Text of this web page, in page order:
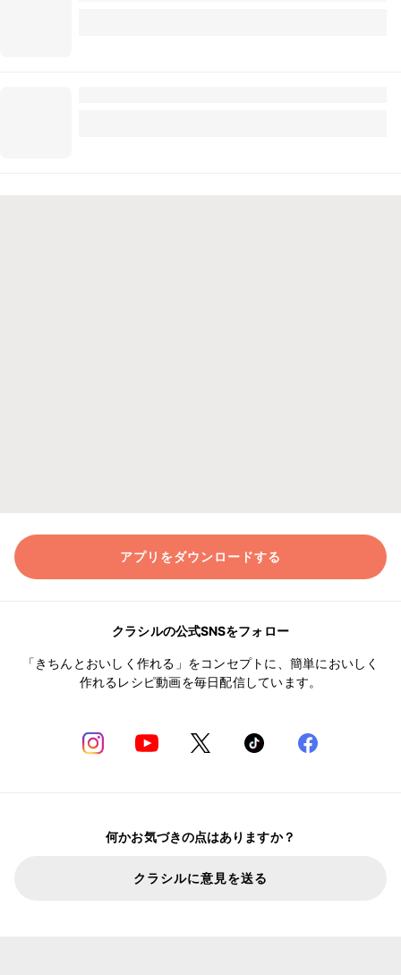
アプリをダウンロードする
クラシルの公式SNSをフォロー
「きちんとおいしく作れる」をコンセプトに、簡単においしく
作れるレシピ動画を毎日配信しています。
何かお気づきの点はありますか？
クラシルに意見を送る